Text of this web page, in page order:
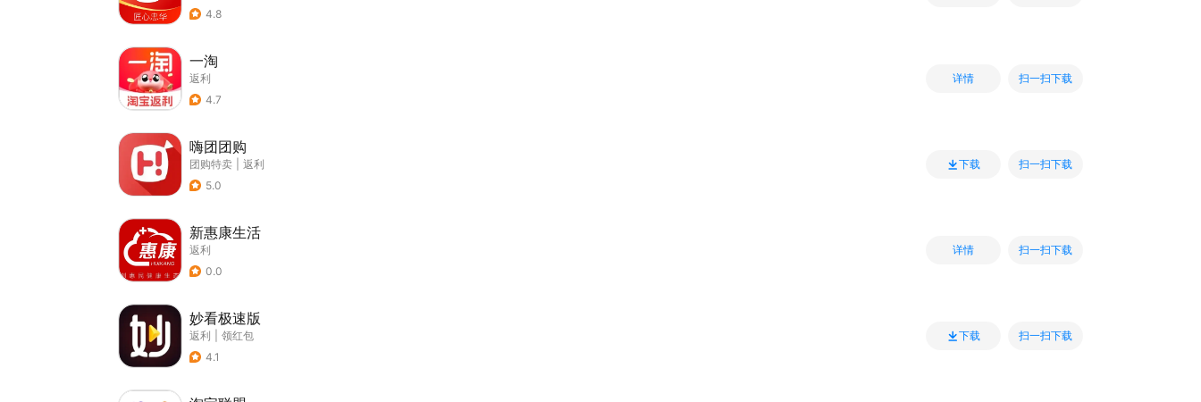
4.8
一淘
返利
4.7
详情 扫一扫下载
嗨团团购
团购特卖
返利
5.0
下载 扫一扫下载
新惠康生活
返利
0.0
详情 扫一扫下载
妙看极速版
返利
领红包
4.1
下载 扫一扫下载